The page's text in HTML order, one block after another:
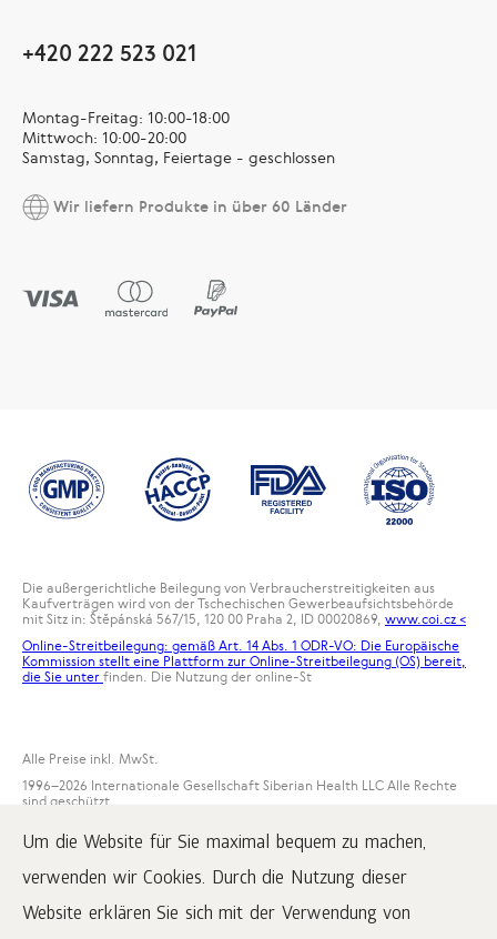
Um die Website für Sie maximal bequem zu machen,
verwenden wir Cookies. Durch die Nutzung dieser
Website erklären Sie sich mit der Verwendung von
+420 222 523 021
Montag-Freitag: 10:00-18:00
Mittwoch: 10:00-20:00
Samstag, Sonntag, Feiertage - geschlossen
Wir liefern Produkte in über 60 Länder
Die außergerichtliche Beilegung von Verbraucherstreitigkeiten aus
Kaufverträgen wird von der Tschechischen Gewerbeaufsichtsbehörde
mit Sitz in: Štěpánská 567/15, 120 00 Praha 2, ID 00020869, www.coi.cz <
Online-Streitbeilegung: gemäß Art. 14 Abs. 1 ODR-VO: Die Europäische
Kommission stellt eine Plattform zur Online-Streitbeilegung (OS) bereit,
die Sie unterfinden. Die Nutzung der online-St
Alle Preise inkl. MwSt.
1996–2026 Internationale Gesellschaft Siberian Health LLC Alle Rechte
sind geschützt.
ein aktiver Link zu www.siberianwellness.com veröffentlicht wird.
Beschwerden
Kaufbedingungen